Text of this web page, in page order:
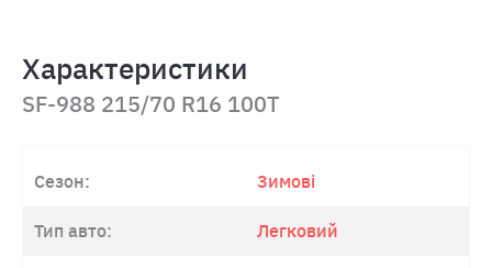
Характеристики
SF-988 215/70 R16 100T
Сезон: Зимові
Тип авто: Легковий